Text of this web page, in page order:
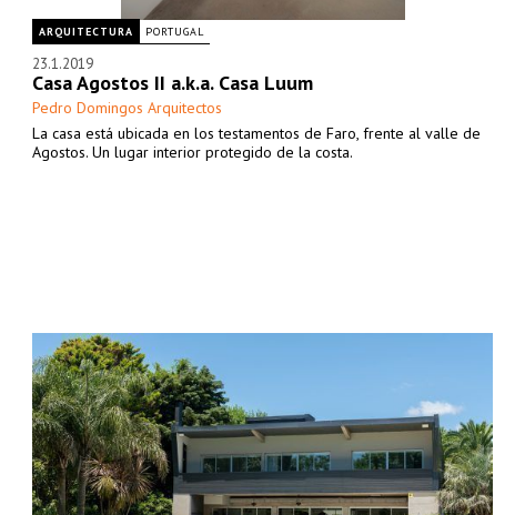
ARQUITECTURA PORTUGAL
23.1.2019
Casa Agostos II a.k.a. Casa Luum
Pedro Domingos Arquitectos
La casa está ubicada en los testamentos de Faro, frente al valle de
Agostos. Un lugar interior protegido de la costa.